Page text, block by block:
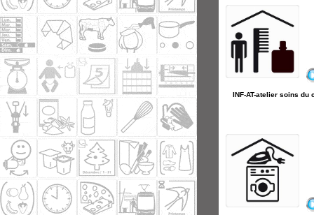
INF-AT-atelier soins du